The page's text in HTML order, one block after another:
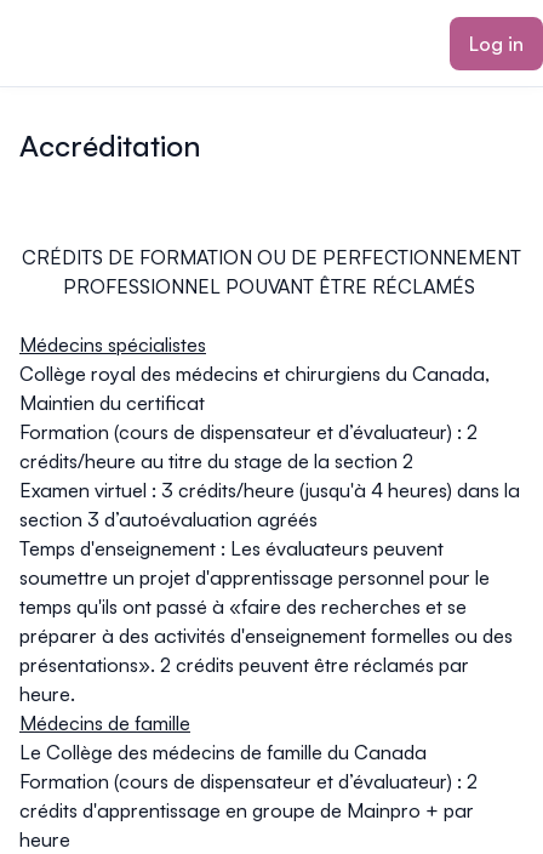
Log in
Accréditation
CRÉDITS DE FORMATION OU DE PERFECTIONNEMENT
PROFESSIONNEL POUVANT ÊTRE RÉCLAMÉS
Médecins spécialistes
Collège royal des médecins et chirurgiens du Canada,
Maintien du certificat
Formation (cours de dispensateur et d’évaluateur) : 2
crédits/heure au titre du stage de la section 2
Examen virtuel : 3 crédits/heure (jusqu'à 4 heures) dans la
section 3 d’autoévaluation agréés
Temps d'enseignement : Les évaluateurs peuvent
soumettre un projet d'apprentissage personnel pour le
temps qu'ils ont passé à «faire des recherches et se
préparer à des activités d'enseignement formelles ou des
présentations». 2 crédits peuvent être réclamés par
heure.
Médecins de famille
Le Collège des médecins de famille du Canada
Formation (cours de dispensateur et d’évaluateur) : 2
crédits d'apprentissage en groupe de Mainpro + par
heure